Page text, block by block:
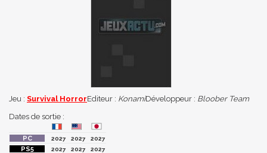
Jeu : Survival HorrorEditeur : KonamiDéveloppeur : Bloober Team
Dates de sortie :
2027 2027
2027
2027
2027
2027